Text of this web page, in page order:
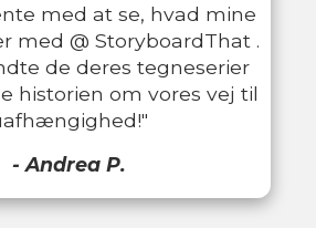
med at se, hvad mine
med @ StoryboardThat .
de deres tegneserier
historien om vores vej til
- Andrea P.